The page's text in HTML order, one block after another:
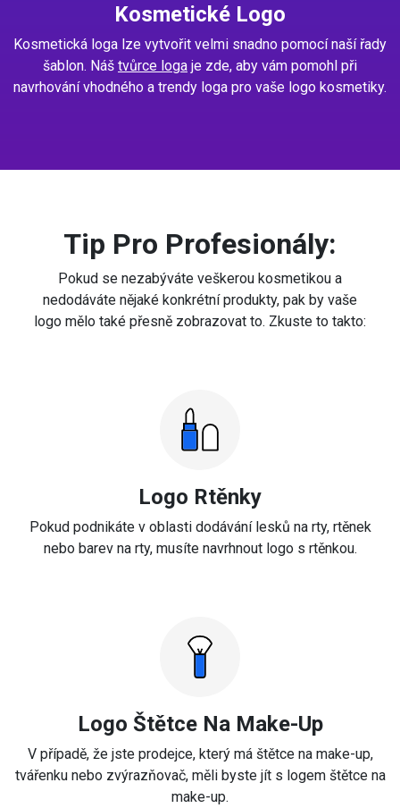
Kosmetické Logo
Kosmetická loga lze vytvořit velmi snadno pomocí naší řady
šablon. Náš tvůrce loga je zde, aby vám pomohl při
navrhování vhodného a trendy loga pro vaše logo kosmetiky.
Tip Pro Profesionály:
Pokud se nezabýváte veškerou kosmetikou a
nedodáváte nějaké konkrétní produkty, pak by vaše
logo mělo také přesně zobrazovat to. Zkuste to takto:
Logo Rtěnky
Pokud podnikáte v oblasti dodávání lesků na rty, rtěnek
nebo barev na rty, musíte navrhnout logo s rtěnkou.
Logo Štětce Na Make-Up
V případě, že jste prodejce, který má štětce na make-up,
tvářenku nebo zvýrazňovač, měli byste jít s logem štětce na
make-up.